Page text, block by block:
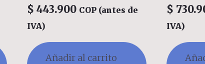
$ 443.900 COP (antes de
IVA)
Añadir al carrito
$
IVA)